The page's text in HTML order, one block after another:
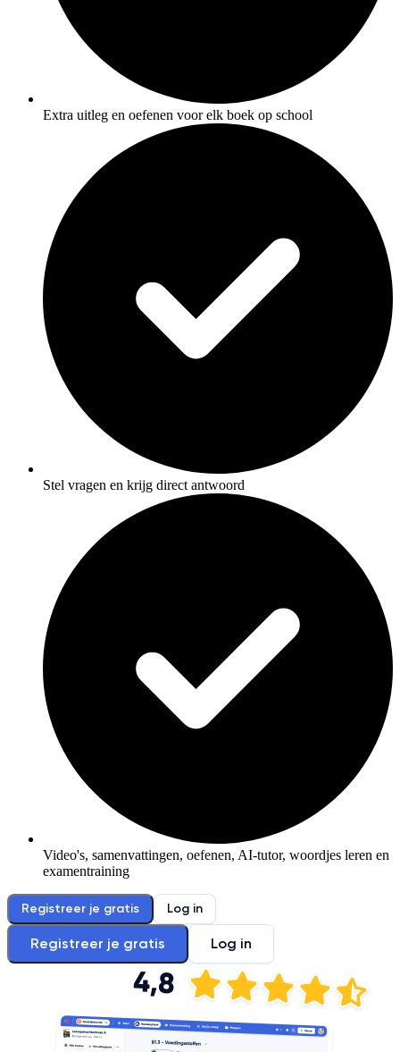
Extra uitleg en oefenen voor elk boek op school
Stel vragen en krijg direct antwoord
Video's, samenvattingen, oefenen, AI-tutor, woordjes leren en
examentraining
Registreer je gratis Log in
Registreer je gratis Log in